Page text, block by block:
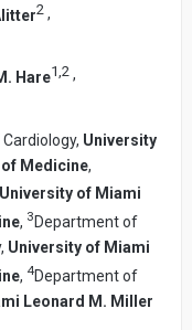
2 ,
Hare1 2 ,
University
Medicine,
University of Miami
, 3 Department of
University of Miami
, 4Department of
Leonard M. Miller